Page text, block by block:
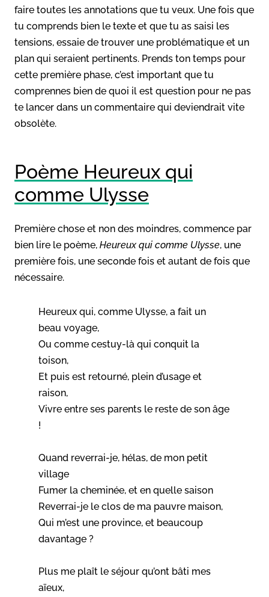
faire toutes les annotations que tu veux. Une fois que
tu comprends bien le texte et que tu as saisi les
tensions, essaie de trouver une problématique et un
plan qui seraient pertinents. Prends ton temps pour
cette première phase, c’est important que tu
comprennes bien de quoi il est question pour ne pas
te lancer dans un commentaire qui deviendrait vite
obsolète.
Poème Heureux qui
comme Ulysse
Première chose et non des moindres, commence par
bien lire le poème, Heureux qui comme Ulysse, une
première fois, une seconde fois et autant de fois que
nécessaire.
Heureux qui, comme Ulysse, a fait un
beau voyage,
Ou comme cestuy-là qui conquit la
toison,
Et puis est retourné, plein d’usage et
raison,
Vivre entre ses parents le reste de son âge
!
Quand reverrai-je, hélas, de mon petit
village
Fumer la cheminée, et en quelle saison
Reverrai-je le clos de ma pauvre maison,
Qui m’est une province, et beaucoup
davantage ?
Plus me plaît le séjour qu’ont bâti mes
aïeux,